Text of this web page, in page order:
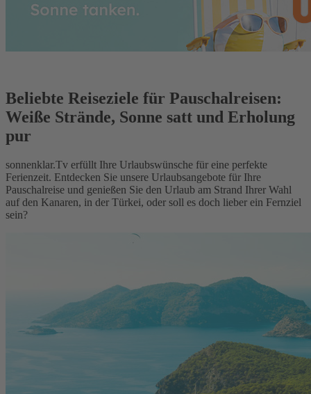
Beliebte Reiseziele für Pauschalreisen:
Weiße Strände, Sonne satt und Erholung
pur
sonnenklar.Tv erfüllt Ihre Urlaubswünsche für eine perfekte
Ferienzeit. Entdecken Sie unsere Urlaubsangebote für Ihre
Pauschalreise und genießen Sie den Urlaub am Strand Ihrer Wahl
auf den Kanaren, in der Türkei, oder soll es doch lieber ein Fernziel
sein?